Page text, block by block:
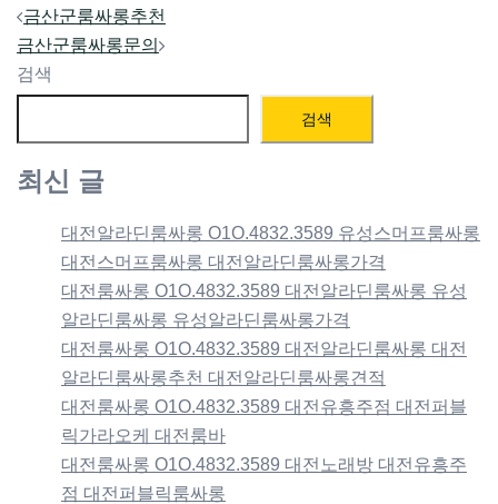
Post
navigation
금산군룸싸롱추천
금산군룸싸롱문의
검색
검색
최신 글
대전알라딘룸싸롱 O1O.4832.3589 유성스머프룸싸롱
대전스머프룸싸롱 대전알라딘룸싸롱가격
대전룸싸롱 O1O.4832.3589 대전알라딘룸싸롱 유성
알라딘룸싸롱 유성알라딘룸싸롱가격
대전룸싸롱 O1O.4832.3589 대전알라딘룸싸롱 대전
알라딘룸싸롱추천 대전알라딘룸싸롱견적
대전룸싸롱 O1O.4832.3589 대전유흥주점 대전퍼블
릭가라오케 대전룸바
대전룸싸롱 O1O.4832.3589 대전노래방 대전유흥주
점 대전퍼블릭룸싸롱